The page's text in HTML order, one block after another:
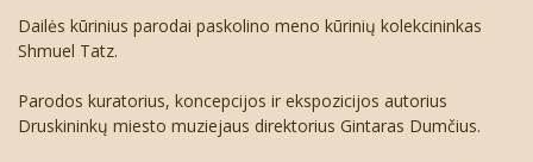
Vidaus kontrolės tvarka
Paskatinimai ir apdovanojimai
Dailės kūrinius parodai paskolino meno kūrinių kolekcininkas
Shmuel Tatz.
Parodos kuratorius, koncepcijos ir ekspozicijos autorius
Druskininkų miesto muziejaus direktorius Gintaras Dumčius.